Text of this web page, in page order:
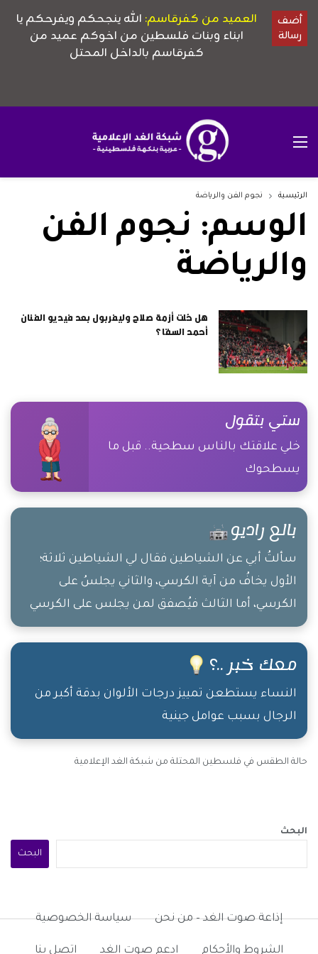
الرئيسية نجوم الفن والرياضة
الوسم: نجوم الفن
والرياضة
هل حُلت أزمة صلاح وليفربول بعد فيديو الفنان
أحمد السقا؟
ستي بتقول
خلي علاقتك بالناس سطحية.. قبل ما
يسطحوك
بالع راديو
سألتُ أبي عن الشياطين فقال لي الشياطين ثلاثة؛
الأول يخافُ من آية الكرسي، والثاني يجلسُ على
الكرسي، أما الثالث فيُصفق لمن يجلس على الكرسي
معك خبر ..؟
النساء يستطعن تمييز درجات الألوان بدقة أكبر من
الرجال بسبب عوامل جينية
حالة الطقس في فلسطين المحتلة من شبكة الغد الإعلامية
البحث
البحث
إذاعة صوت الغد – من نحن سياسة الخصوصية
الشروط والأحكام ادعم صوت الغد اتصل بنا